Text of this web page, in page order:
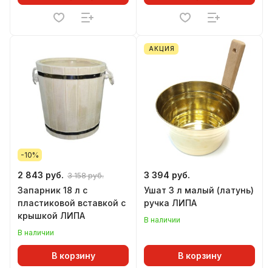
-10%
2 843 руб. 3 158 руб.
Запарник 18 л с
пластиковой вставкой с
крышкой ЛИПА
В наличии
В корзину
АКЦИЯ
3 394 руб.
Ушат 3 л малый (латунь)
ручка ЛИПА
В наличии
В корзину